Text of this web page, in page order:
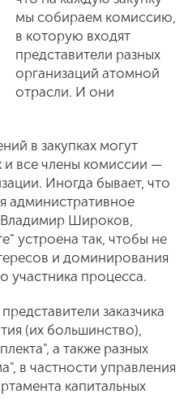
мы собираем комиссию,
в которую входят
представители разных
организаций атомной
отрасли. И они
в закупках могут
и все члены комиссии —
Иногда бывает, что
административное
Владимир Широков,
устроена так, чтобы не
и доминирования
участника процесса.
заказчика
(их большинство),
а также разных
в частности управления
капитальных